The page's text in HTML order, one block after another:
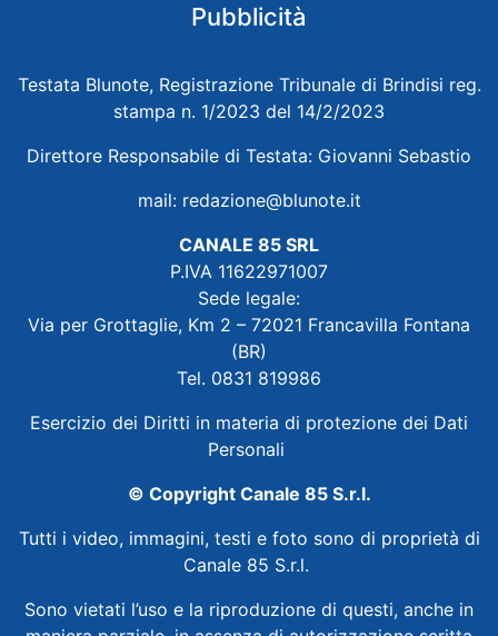
Pubblicità
Testata Blunote, Registrazione Tribunale di Brindisi reg.
stampa n. 1/2023 del 14/2/2023
Direttore Responsabile di Testata: Giovanni Sebastio
mail: redazione@blunote.it
CANALE 85 SRL
P.IVA 11622971007
Sede legale:
Via per Grottaglie, Km 2 – 72021 Francavilla Fontana
(BR)
Tel. 0831 819986
Esercizio dei Diritti in materia di protezione dei Dati
Personali
© Copyright Canale 85 S.r.l.
Tutti i video, immagini, testi e foto sono di proprietà di
Canale 85 S.r.l.
Sono vietati l’uso e la riproduzione di questi, anche in